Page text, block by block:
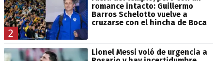
2
romance intacto: Guillermo
Barros Schelotto vuelve a
cruzarse con el hincha de Boca
Lionel Messi voló de urgencia a